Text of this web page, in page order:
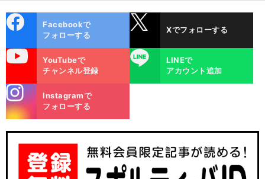
ok
Facebookで
フォローする
Xでフォローする
YouTubeで
チャンネル登録
LINE
LINEで
アカウント追加
m
Instagramで
フォローする